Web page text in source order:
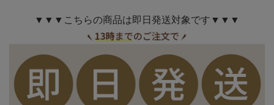
▼▼▼こちらの商品は即日発送対象です▼▼▼